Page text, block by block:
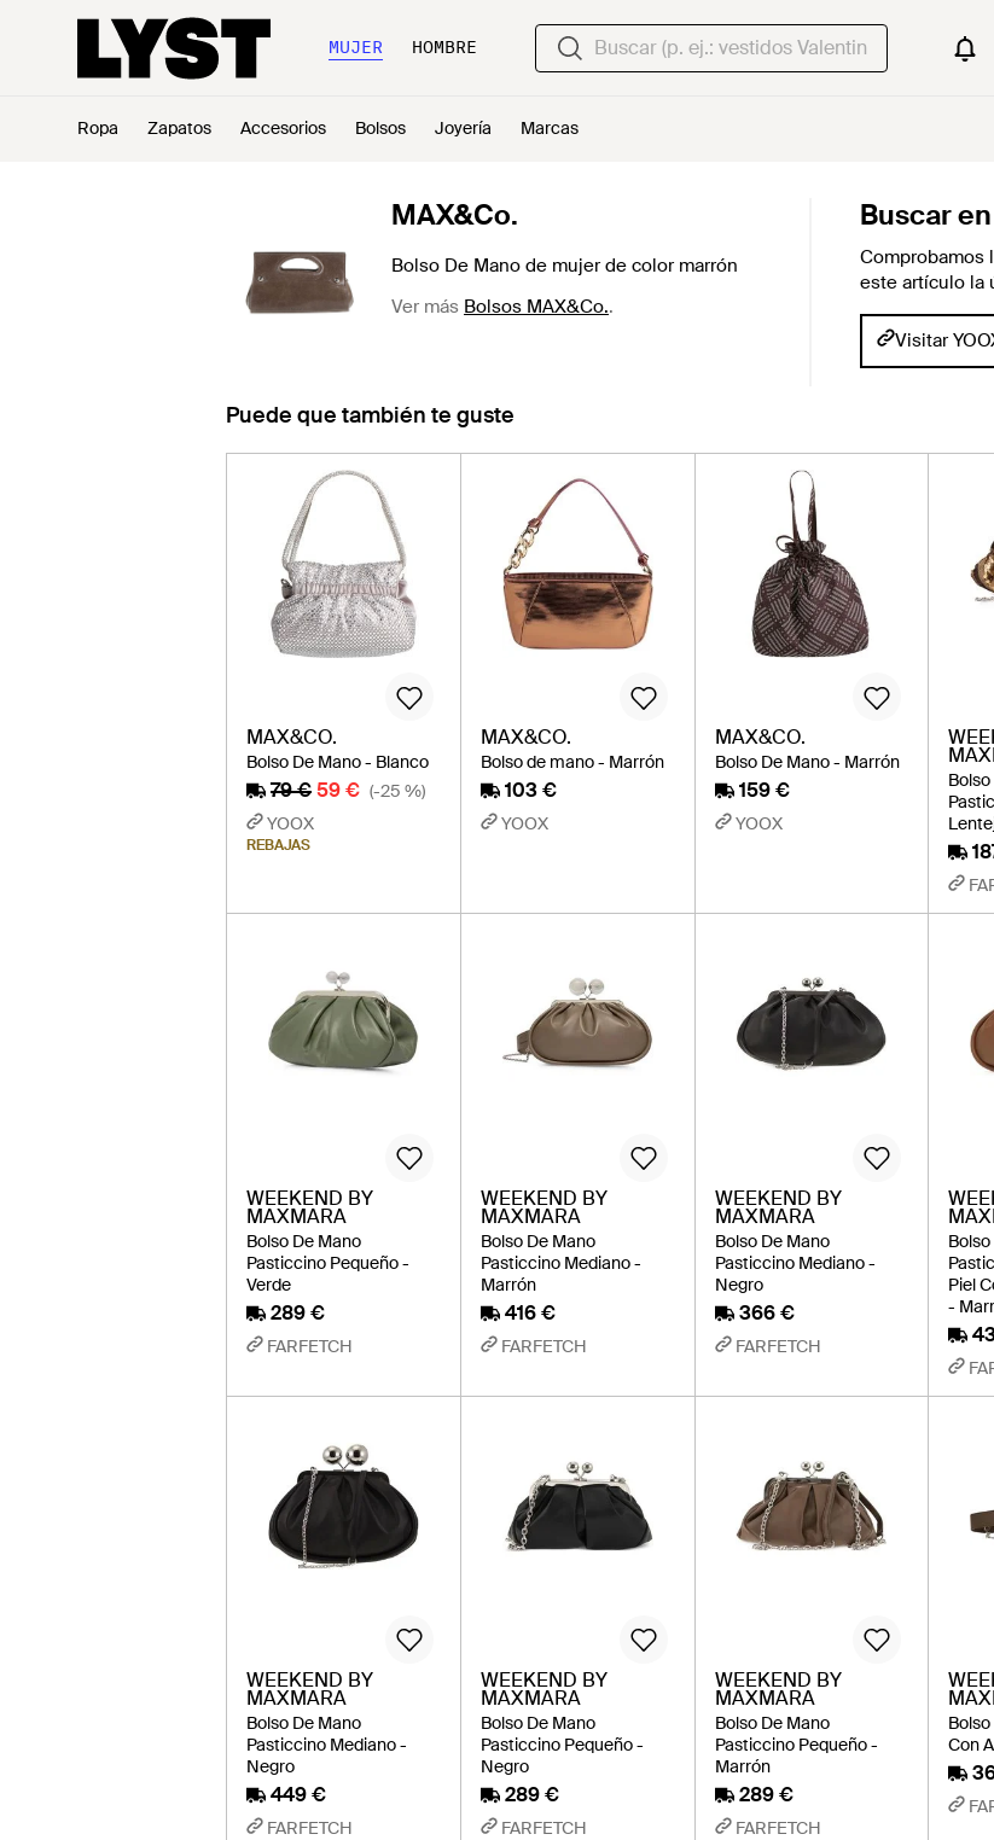
MUJER HOMBRE
Ropa Zapatos Accesorios Bolsos Joyería Marcas
MAX&Co.
Bolso De Mano de mujer de color marrón
Ver más Bolsos MAX&Co..
Buscar
Comprobamos
este artículo la
Visitar
Puede que también te guste
MAX&CO.
Bolso De Mano - Blanco
79 €59 € (-25 %)
YOOX
REBAJAS
MAX&CO.
Bolso de mano - Marrón
103 €
YOOX
MAX&CO.
Bolso De Mano - Marrón
159 €
YOOX
WEEKEND BY
MAXMARA
Bolso De Mano
Pasticcino Pequeño -
Verde
289 €
FARFETCH
WEEKEND BY
MAXMARA
Bolso De Mano
Pasticcino Mediano -
Marrón
416 €
FARFETCH
WEEKEND BY
MAXMARA
Bolso De Mano
Pasticcino Mediano -
Negro
366 €
FARFETCH
Piel
-
WEEKEND BY
MAXMARA
Bolso De Mano
Pasticcino Mediano -
Negro
449 €
FARFETCH
WEEKEND BY
MAXMARA
Bolso De Mano
Pasticcino Pequeño -
Negro
289 €
FARFETCH
WEEKEND BY
MAXMARA
Bolso De Mano
Pasticcino Pequeño -
Marrón
289 €
FARFETCH
Con